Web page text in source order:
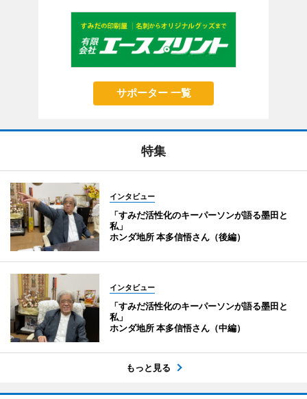
サポーター 一覧
特集
インタビュー
「すみだ活性化のキーパーソンが語る墨田と
私」
ホンダ地所 本多信悟さん（後編）
インタビュー
「すみだ活性化のキーパーソンが語る墨田と
私」
ホンダ地所 本多信悟さん（中編）
もっと見る